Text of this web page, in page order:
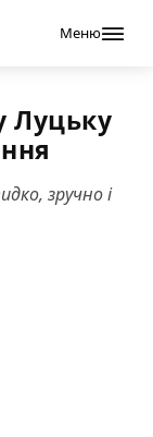
Меню
Луцьку
зручно і